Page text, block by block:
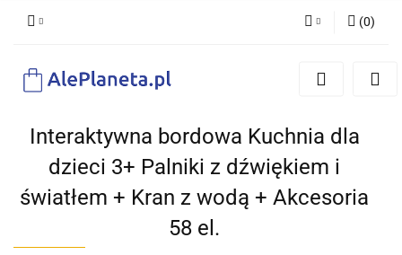
Zaloguj się
(0)
Interaktywna bordowa Kuchnia dla
dzieci 3+ Palniki z dźwiękiem i
światłem + Kran z wodą + Akcesoria
58 el.